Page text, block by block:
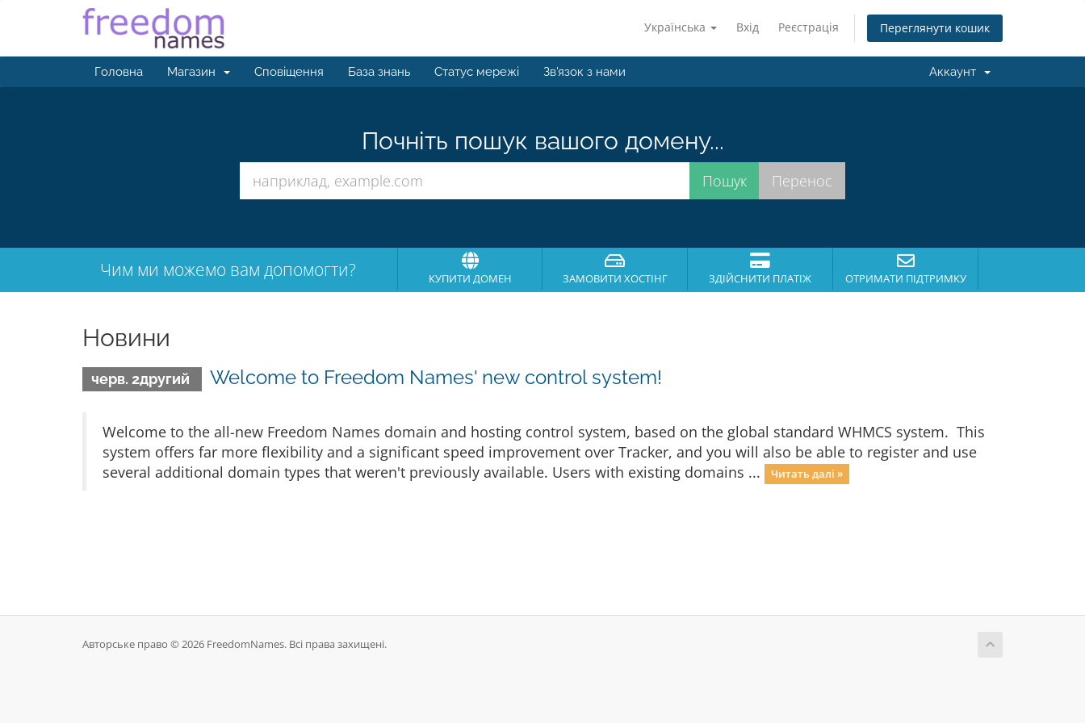
Українська Вхід Реєстрація Переглянути кошик
Головна Магазин Сповіщення База знань Статус мережі Зв'язок з нами Аккаунт
Почніть пошук вашого домену...
Чим ми можемо вам допомогти? КУПИТИ ДОМЕН ЗАМОВИТИ ХОСТІНГ ЗДІЙСНИТИ ПЛАТІЖ ОТРИМАТИ ПІДТРИМКУ
Новини
черв. 2другий Welcome to Freedom Names' new control system!
Welcome to the all-new Freedom Names domain and hosting control system, based on the global standard WHMCS system. This
system offers far more flexibility and a significant speed improvement over Tracker, and you will also be able to register and use
several additional domain types that weren't previously available. Users with existing domains ...
Читать далі »
Авторське право © 2026 FreedomNames. Всі права захищені.